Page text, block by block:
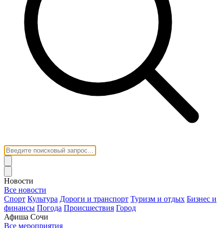
Новости
Все новости
Спорт Культура Дороги и транспорт Туризм и отдых Бизнес и
финансы Погода Происшествия Город
Афиша Сочи
Все мероприятия